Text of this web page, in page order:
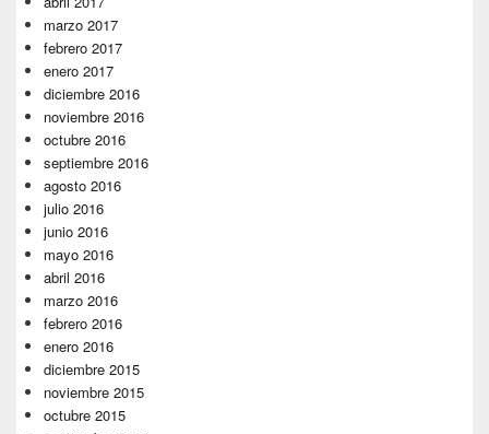
marzo 2017
febrero 2017
enero 2017
diciembre 2016
noviembre 2016
octubre 2016
septiembre 2016
agosto 2016
julio 2016
junio 2016
mayo 2016
abril 2016
marzo 2016
febrero 2016
enero 2016
diciembre 2015
noviembre 2015
octubre 2015